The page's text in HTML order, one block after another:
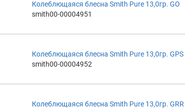
Колеблющаяся блесна Smith Pure 13,0гр. GO
smith00-00004951
Колеблющаяся блесна Smith Pure 13,0гр. GPS
smith00-00004952
Колеблющаяся блесна Smith Pure 13,0гр. GRR